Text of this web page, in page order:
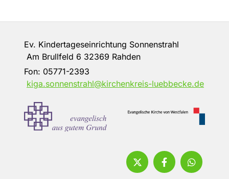
Ev. Kindertageseinrichtung Sonnenstrahl
Am Brullfeld 6 32369 Rahden
Fon: 05771-2393
kiga.sonnenstrahl@kirchenkreis-luebbecke.de